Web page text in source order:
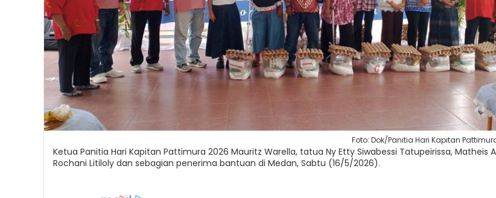
Foto: Dok/Panitia Hari Kapitan
Ketua Panitia Hari Kapitan Pattimura 2026 Mauritz Warella, tatua Ny Etty Siwabessi Tatupeirissa, Matheis
Rochani Litiloly dan sebagian penerima bantuan di Medan, Sabtu (16/5/2026).